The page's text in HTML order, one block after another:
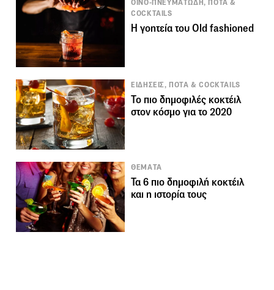
ΟΙΝΟ-ΠΝΕΥΜΑΤΩΔΗ, ΠΟΤΑ &
COCKTAILS
Η γοητεία του Old fashioned
ΕΙΔΗΣΕΙΣ, ΠΟΤΑ & COCKTAILS
Το πιο δημοφιλές κοκτέιλ
στον κόσμο για το 2020
ΘΕΜΑΤΑ
Τα 6 πιο δημοφιλή κοκτέιλ
και η ιστορία τους